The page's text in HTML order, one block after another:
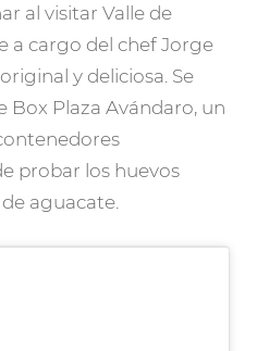
al visitar Valle de
a cargo del chef Jorge
y deliciosa. Se
Box Plaza Avándaro, un
probar los huevos
aguacate.